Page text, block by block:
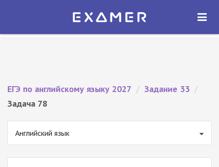
Экзамер — ЕГЭ 2027
ОТКРЫТЬ
ЕГЭ по английскому языку 2027 / Задание 33 /
Задача 78
Английский язык